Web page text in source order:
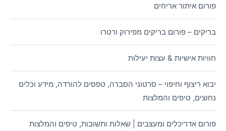
פורום איתור אריחים
בריקים – פורום בריקים מפירוק ורטרו
חוויות אישיות & עצות יעילות
יבוא ריצוף וחיפוי – סרטוני הסברה, טפסים להורדה, מידע וכלים
נחוצים, טיפים והמלצות
פורום אדריכלים ומעצבים | שאלות ותשובות, טיפים והמלצות